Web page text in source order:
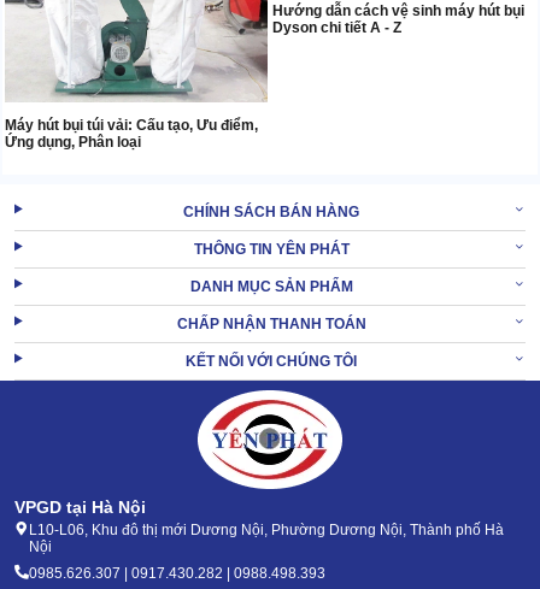
Máy hút bụi túi vải: Cấu tạo, Ưu điểm,
Ứng dụng, Phân loại
Hướng dẫn cách vệ sinh máy hút bụi
Dyson chi tiết A - Z
CHÍNH SÁCH BÁN HÀNG
THÔNG TIN YÊN PHÁT
DANH MỤC SẢN PHẨM
CHẤP NHẬN THANH TOÁN
KẾT NỐI VỚI CHÚNG TÔI
VPGD tại Hà Nội
L10-L06, Khu đô thị mới Dương Nội, Phường Dương Nội, Thành phố Hà
Nội
0985.626.307 | 0917.430.282 | 0988.498.393